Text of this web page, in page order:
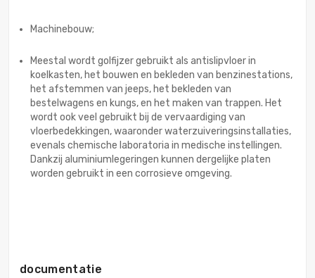
Machinebouw;
Meestal wordt golfijzer gebruikt als antislipvloer in
koelkasten, het bouwen en bekleden van benzinestations,
het afstemmen van jeeps, het bekleden van
bestelwagens en kungs, en het maken van trappen. Het
wordt ook veel gebruikt bij de vervaardiging van
vloerbedekkingen, waaronder waterzuiveringsinstallaties,
evenals chemische laboratoria in medische instellingen.
Dankzij aluminiumlegeringen kunnen dergelijke platen
worden gebruikt in een corrosieve omgeving.
documentatie